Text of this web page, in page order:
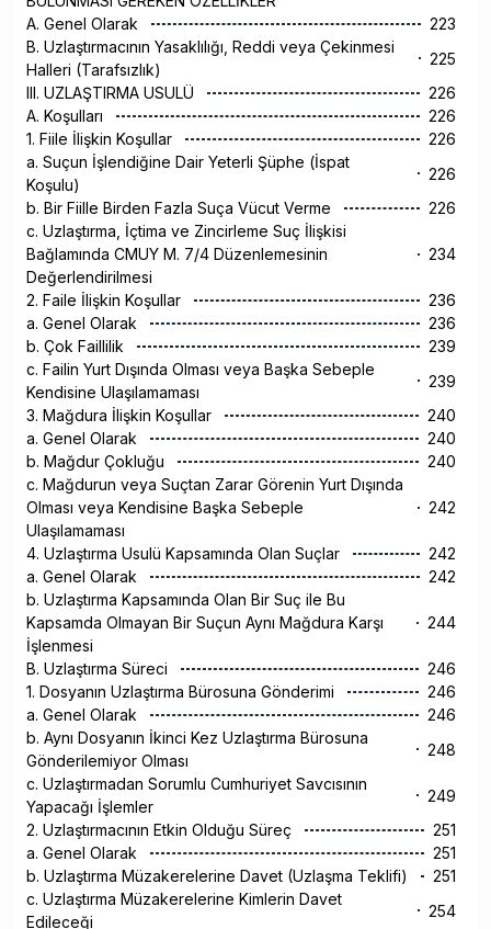
A. Genel Olarak
223
B. Uzlaştırmacının Yasaklılığı, Reddi veya Çekinmesi
Halleri (Tarafsızlık)
225
III. UZLAŞTIRMA USULÜ
226
A. Koşulları
226
1. Fiile İlişkin Koşullar
226
a. Suçun İşlendiğine Dair Yeterli Şüphe (İspat
Koşulu)
226
b. Bir Fiille Birden Fazla Suça Vücut Verme
226
c. Uzlaştırma, İçtima ve Zincirleme Suç İlişkisi
Bağlamında CMUY M. 7/4 Düzenlemesinin
Değerlendirilmesi
234
2. Faile İlişkin Koşullar
236
a. Genel Olarak
236
b. Çok Faillilik
239
c. Failin Yurt Dışında Olması veya Başka Sebeple
Kendisine Ulaşılamaması
239
3. Mağdura İlişkin Koşullar
240
a. Genel Olarak
240
b. Mağdur Çokluğu
240
c. Mağdurun veya Suçtan Zarar Görenin Yurt Dışında
Olması veya Kendisine Başka Sebeple
Ulaşılamaması
242
4. Uzlaştırma Usulü Kapsamında Olan Suçlar
242
a. Genel Olarak
242
b. Uzlaştırma Kapsamında Olan Bir Suç ile Bu
Kapsamda Olmayan Bir Suçun Aynı Mağdura Karşı
İşlenmesi
244
B. Uzlaştırma Süreci
246
1. Dosyanın Uzlaştırma Bürosuna Gönderimi
246
a. Genel Olarak
246
b. Aynı Dosyanın İkinci Kez Uzlaştırma Bürosuna
Gönderilemiyor Olması
248
c. Uzlaştırmadan Sorumlu Cumhuriyet Savcısının
Yapacağı İşlemler
249
2. Uzlaştırmacının Etkin Olduğu Süreç
251
a. Genel Olarak
251
b. Uzlaştırma Müzakerelerine Davet (Uzlaşma Teklifi)
251
c. Uzlaştırma Müzakerelerine Kimlerin Davet
Edileceği
254